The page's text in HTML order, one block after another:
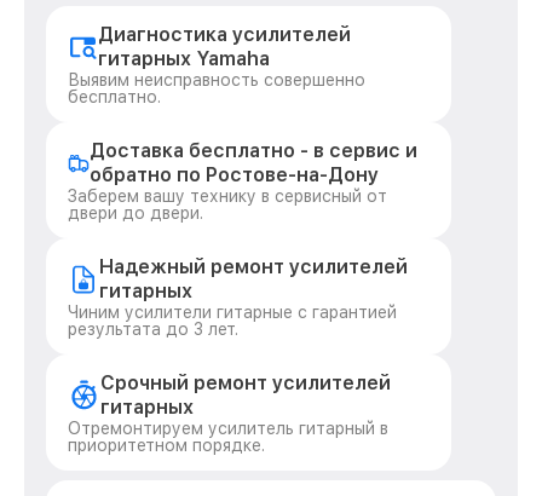
Диагностика усилителей
гитарных Yamaha
Выявим неисправность совершенно
бесплатно.
Доставка бесплатно - в сервис и
обратно по Ростове-на-Дону
Заберем вашу технику в сервисный от
двери до двери.
Надежный ремонт усилителей
гитарных
Чиним усилители гитарные с гарантией
результата до 3 лет.
Срочный ремонт усилителей
гитарных
Отремонтируем усилитель гитарный в
приоритетном порядке.